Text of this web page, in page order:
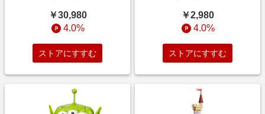
￥30,980
4.0%
ストアにすすむ
￥2,980
4.0%
ストアにすすむ